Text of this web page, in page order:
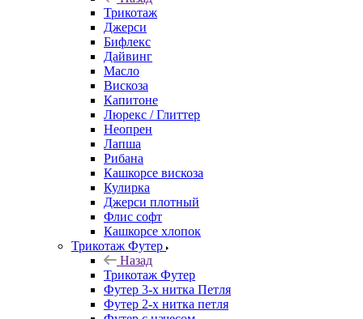
Трикотаж
Джерси
Бифлекс
Дайвинг
Масло
Вискоза
Капитоне
Люрекс / Глиттер
Неопрен
Лапша
Рибана
Кашкорсе вискоза
Кулирка
Джерси плотный
Флис софт
Кашкорсе хлопок
Трикотаж Футер
Назад
Трикотаж Футер
Футер 3-х нитка Петля
Футер 2-х нитка петля